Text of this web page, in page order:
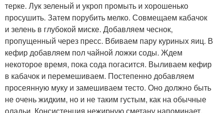
терке. Лук зеленый и укроп промыть и хорошенько
просушить. Затем порубить мелко. Совмещаем кабачок
и зелень в глубокой миске. Добавляем чеснок,
пропущенный через пресс. Вбиваем пару куриных яиц. В
кефир добавляем пол чайной ложки соды. Ждем
некоторое время, пока сода погасится. Выливаем кефир
в кабачок и перемешиваем. Постепенно добавляем
просеянную муку и замешиваем тесто. Оно должно быть
не очень жидким, но и не таким густым, как на обычные